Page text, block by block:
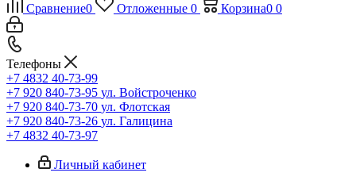
Сравнение0 Отложенные 0 Корзина0 0
Телефоны
+7 4832 40-73-99
+7 920 840-73-95 ул. Войстроченко
+7 920 840-73-70 ул. Флотская
+7 920 840-73-26 ул. Галицина
+7 4832 40-73-97
Личный кабинет